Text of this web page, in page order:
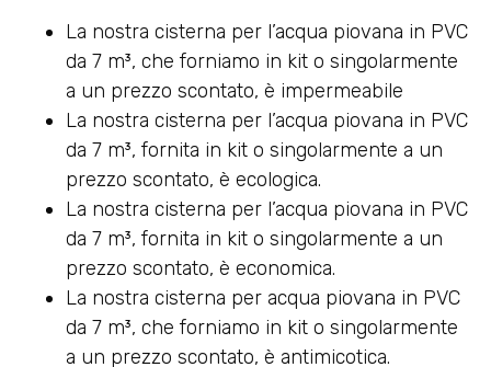
La nostra cisterna per l’acqua piovana in PVC
da 7 m³, che forniamo in kit o singolarmente
a un prezzo scontato, è impermeabile
La nostra cisterna per l’acqua piovana in PVC
da 7 m³, fornita in kit o singolarmente a un
prezzo scontato, è ecologica.
La nostra cisterna per l’acqua piovana in PVC
da 7 m³, fornita in kit o singolarmente a un
prezzo scontato, è economica.
La nostra cisterna per acqua piovana in PVC
da 7 m³, che forniamo in kit o singolarmente
a un prezzo scontato, è antimicotica.